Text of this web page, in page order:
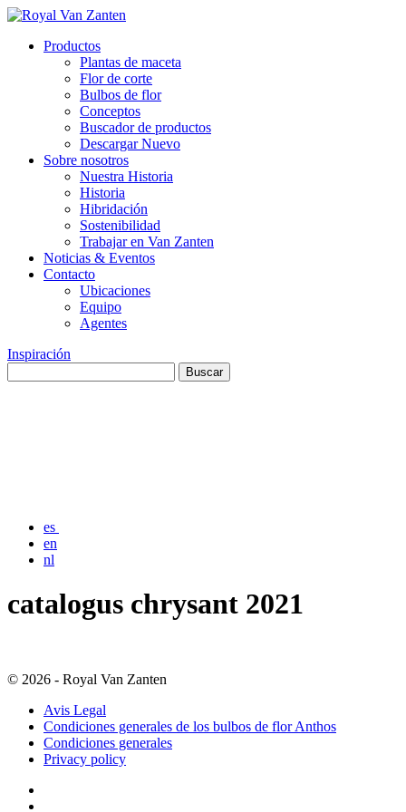
Productos
Plantas de maceta
Flor de corte
Bulbos de flor
Conceptos
Buscador de productos
Descargar Nuevo
Sobre nosotros
Nuestra Historia
Historia
Hibridación
Sostenibilidad
Trabajar en Van Zanten
Noticias & Eventos
Contacto
Ubicaciones
Equipo
Agentes
Inspiración
es
en
nl
catalogus chrysant 2021
© 2026 - Royal Van Zanten
Avis Legal
Condiciones generales de los bulbos de flor Anthos
Condiciones generales
Privacy policy